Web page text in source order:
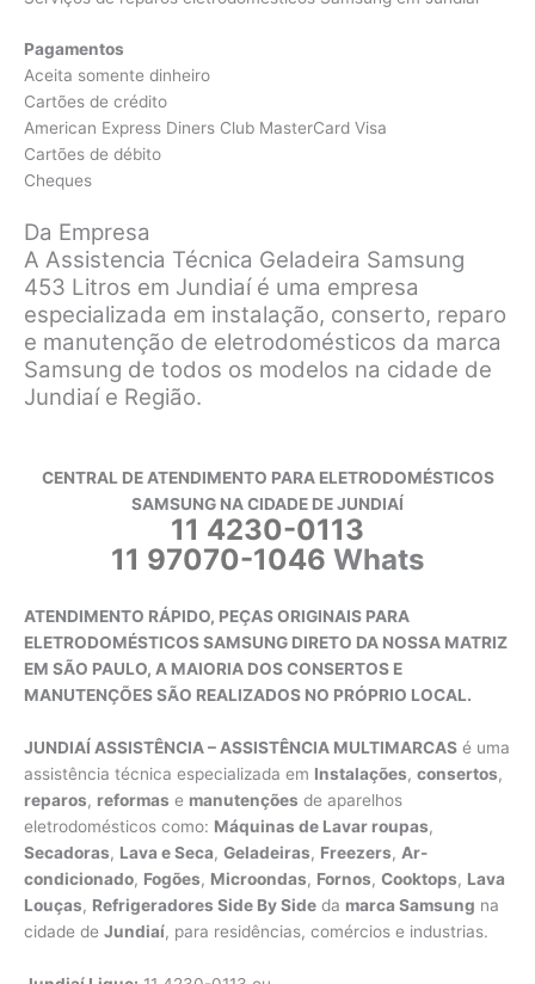
Pagamentos
Aceita somente dinheiro
Cartões de crédito
American Express Diners Club MasterCard Visa
Cartões de débito
Cheques
Da Empresa
A Assistencia Técnica Geladeira Samsung
453 Litros em Jundiaí é uma empresa
especializada em instalação, conserto, reparo
e manutenção de eletrodomésticos da marca
Samsung de todos os modelos na cidade de
Jundiaí e Região.
CENTRAL DE ATENDIMENTO PARA ELETRODOMÉSTICOS
SAMSUNG NA CIDADE DE JUNDIAÍ
11 4230-0113
11 97070-1046 Whats
ATENDIMENTO RÁPIDO, PEÇAS ORIGINAIS PARA
ELETRODOMÉSTICOS SAMSUNG DIRETO DA NOSSA MATRIZ
EM SÃO PAULO, A MAIORIA DOS CONSERTOS E
MANUTENÇÕES SÃO REALIZADOS NO PRÓPRIO LOCAL.
JUNDIAÍ ASSISTÊNCIA – ASSISTÊNCIA MULTIMARCAS é uma
assistência técnica especializada em Instalações, consertos,
reparos, reformas e manutenções de aparelhos
eletrodomésticos como: Máquinas de Lavar roupas,
Secadoras, Lava e Seca, Geladeiras, Freezers, Ar-
condicionado, Fogões, Microondas, Fornos, Cooktops, Lava
Louças, Refrigeradores Side By Side da marca Samsung na
cidade de Jundiaí, para residências, comércios e industrias.